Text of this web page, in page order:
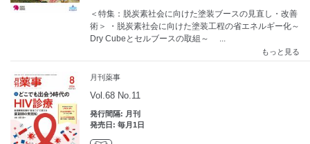
＜特集：脱炭素社会に向けた塗装ブースの見直し・改善
術＞ ・脱炭素社会に向けた塗装工程の省エネルギー化～
Dry Cubeとセルブースの取組～ ...
もっと見る
月刊薬事
Vol.68 No.11
発行間隔: 月刊
発売日: 毎月1日